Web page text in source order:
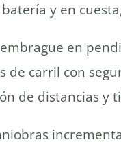
y en
en
de carril con
de distancias y